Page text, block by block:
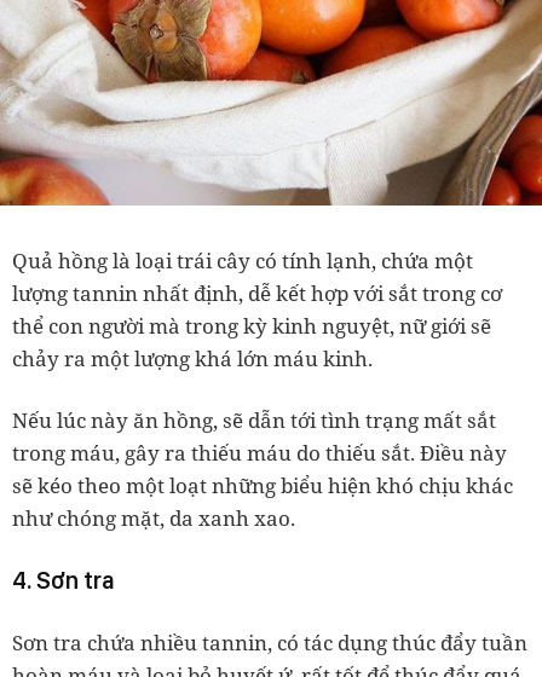
Quả hồng là loại trái cây có tính lạnh, chứa một
lượng tannin nhất định, dễ kết hợp với sắt trong cơ
thể con người mà trong kỳ kinh nguyệt, nữ giới sẽ
chảy ra một lượng khá lớn máu kinh.
Nếu lúc này ăn hồng, sẽ dẫn tới tình trạng mất sắt
trong máu, gây ra thiếu máu do thiếu sắt. Điều này
sẽ kéo theo một loạt những biểu hiện khó chịu khác
như chóng mặt, da xanh xao.
4. Sơn tra
Sơn tra chứa nhiều tannin, có tác dụng thúc đẩy tuần